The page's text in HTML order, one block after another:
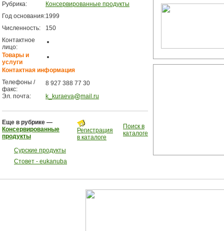
Рубрика:
Консервированные продукты
Год основания:1999
Численность:
150
Контактное
лицо:
Товары и
услуги
Контактная информация
Телефоны /
факс:
8 927 388 77 30
Эл. почта:
k_kuraeva mail.ru
Еще в рубрике —
Консервированные
продукты
Сурские продукты
Стовет - eukanuba
Регистрация
в каталоге
Поиск в
каталоге